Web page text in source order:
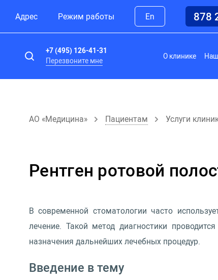
Адрес Режим работы En 878
+7 (495) 126-41-31
Перезвоните мне
О клинике
АО «Медицина» Пациентам Услуги
Рентген ротовой
В современной стоматологии часто
лечение. Такой метод диагностики
назначения дальнейших лечебных процедур.
Введение в тему